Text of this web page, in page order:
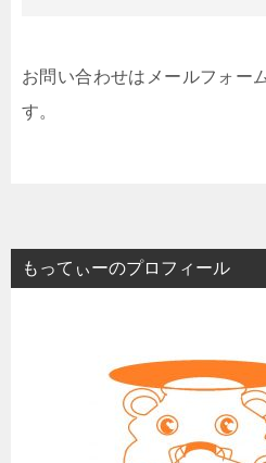
お問い合わせはメールフォー
す。
もってぃーのプロフィール